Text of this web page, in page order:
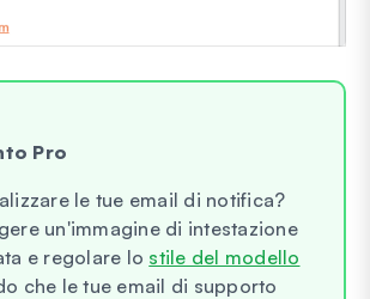
Pro
le tue email di notifica?
un'immagine di intestazione
e regolare lo stile del modello
che le tue email di supporto